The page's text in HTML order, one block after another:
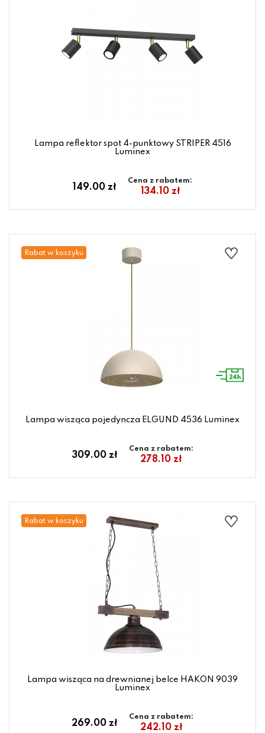
Lampa reflektor spot 4-punktowy STRIPER 4516
Luminex
149.00 zł
Cena z rabatem:
134.10 zł
Rabat w koszyku
Lampa wisząca pojedyncza ELGUND 4536 Luminex
309.00 zł
Cena z rabatem:
278.10 zł
Rabat w koszyku
Lampa wisząca na drewnianej belce HAKON 9039
Luminex
269.00 zł
Cena z rabatem:
242.10 zł